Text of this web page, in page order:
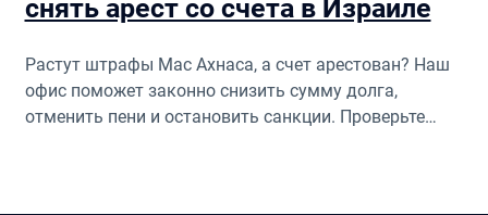
снять арест со счета в Израиле
Растут штрафы Мас Ахнаса, а счет арестован? Наш
офис поможет законно снизить сумму долга,
отменить пени и остановить санкции. Проверьте